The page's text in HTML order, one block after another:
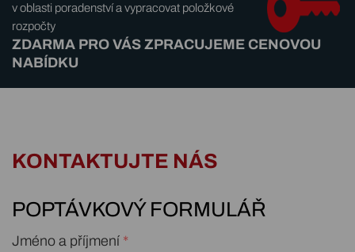
v oblasti poradenství a vypracovat položkové
rozpočty
ZDARMA PRO VÁS ZPRACUJEME CENOVOU
NABÍDKU
KONTAKTUJTE NÁS
POPTÁVKOVÝ FORMULÁŘ
Jméno a příjmení *